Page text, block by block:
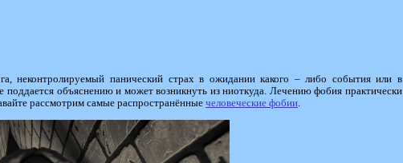
неконтролируемый панический страх в ожидании какого – либо события или в
объяснению и может возникнуть из ниоткуда. Лечению фобия практически
рассмотрим самые распространённые человеческие фобии.